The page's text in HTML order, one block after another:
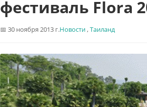
фестиваль Flora
30 ноября 2013 г.Новости,Таиланд